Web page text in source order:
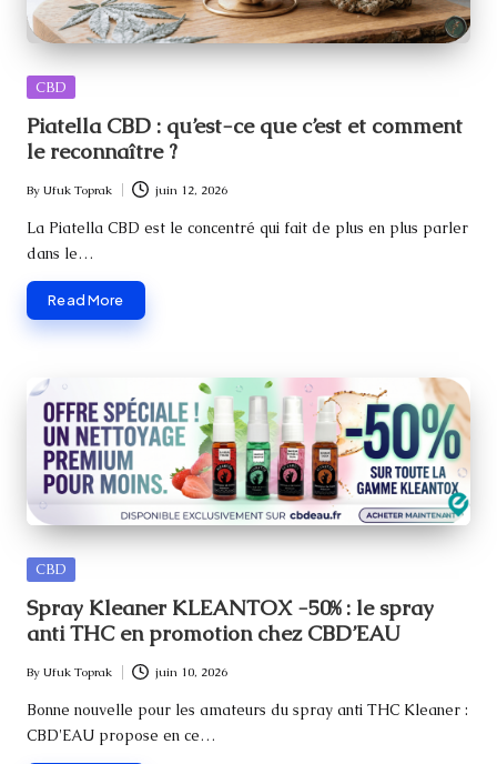
Posted
CBD
Piatella CBD : qu’est-ce que c’est et comment
le reconnaître ?
Posted
by
By Ufuk Toprak juin 12, 2026
La Piatella CBD est le concentré qui fait de plus en plus parler
dans le…
Read More
Posted
CBD
Spray Kleaner KLEANTOX -50% : le spray
anti THC en promotion chez CBD’EAU
Posted
by
By Ufuk Toprak juin 10, 2026
Bonne nouvelle pour les amateurs du spray anti THC Kleaner :
CBD'EAU propose en ce…